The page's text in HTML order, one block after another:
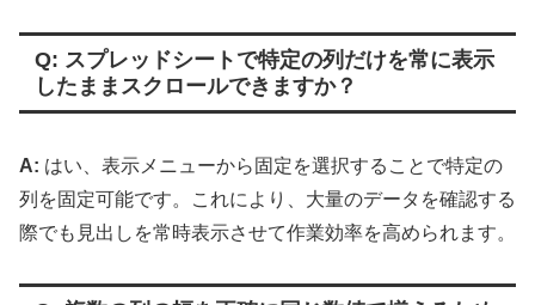
Q: スプレッドシートで特定の列だけを常に表示
したままスクロールできますか？
A: はい、表示メニューから固定を選択することで特定の
列を固定可能です。これにより、大量のデータを確認する
際でも見出しを常時表示させて作業効率を高められます。